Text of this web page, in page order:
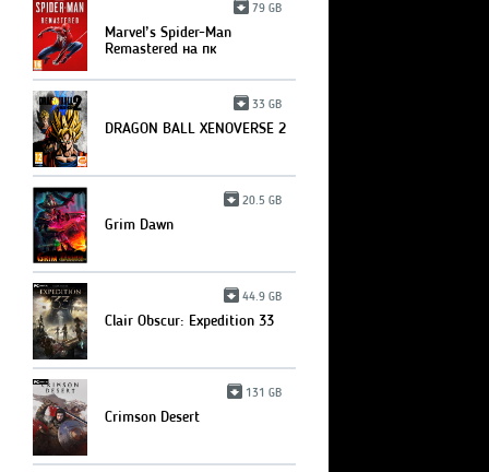
79 GB
Marvel’s Spider-Man
Remastered на пк
33 GB
DRAGON BALL XENOVERSE 2
20.5 GB
Grim Dawn
44.9 GB
Clair Obscur: Expedition 33
131 GB
Crimson Desert